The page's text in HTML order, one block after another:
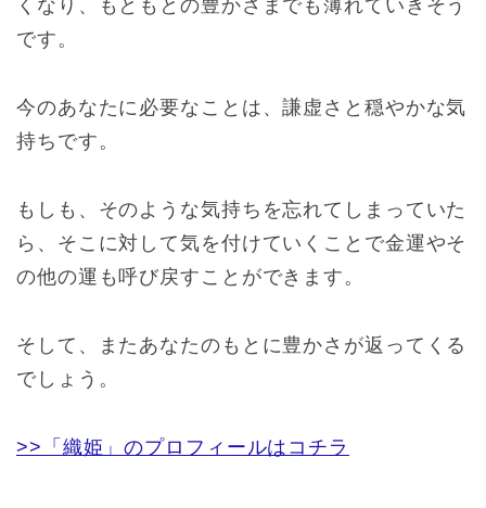
くなり、もともとの豊かさまでも薄れていきそう
です。
今のあなたに必要なことは、謙虚さと穏やかな気
持ちです。
もしも、そのような気持ちを忘れてしまっていた
ら、そこに対して気を付けていくことで金運やそ
の他の運も呼び戻すことができます。
そして、またあなたのもとに豊かさが返ってくる
でしょう。
>>「織姫」のプロフィールはコチラ